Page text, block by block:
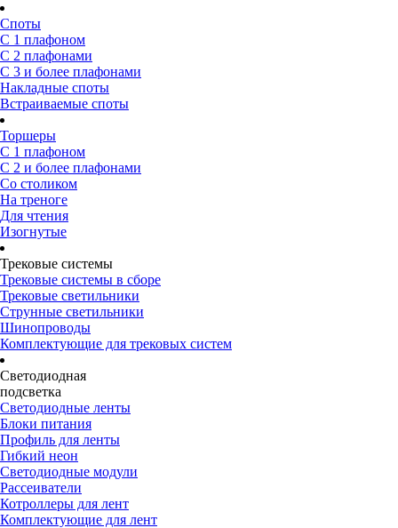
Споты
С 1 плафоном
С 2 плафонами
С 3 и более плафонами
Накладные споты
Встраиваемые споты
Торшеры
С 1 плафоном
С 2 и более плафонами
Со столиком
На треноге
Для чтения
Изогнутые
Трековые системы
Трековые системы в сборе
Трековые светильники
Струнные светильники
Шинопроводы
Комплектующие для трековых систем
Светодиодная
подсветка
Светодиодные ленты
Блоки питания
Профиль для ленты
Гибкий неон
Светодиодные модули
Рассеиватели
Котроллеры для лент
Комплектующие для лент